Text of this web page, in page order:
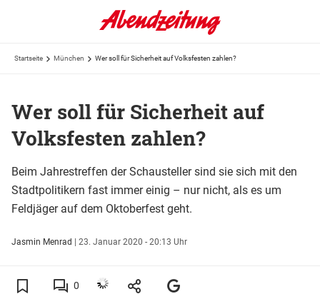
Startseite München Wer soll für Sicherheit auf Volksfesten zahlen?
Wer soll für Sicherheit auf
Volksfesten zahlen?
Beim Jahrestreffen der Schausteller sind sie sich mit den
Stadtpolitikern fast immer einig – nur nicht, als es um
Feldjäger auf dem Oktoberfest geht.
Jasmin Menrad | 23. Januar 2020 - 20:13 Uhr
0